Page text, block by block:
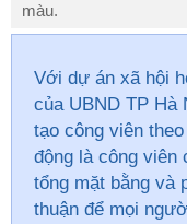
màu.
Với dự án xã hội
của UBND TP Hà
tạo công viên
động là công viên
tổng mặt bằng và
thuận để mọi